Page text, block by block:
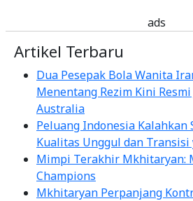
ads
Artikel Terbaru
Dua Pesepak Bola Wanita
Menentang Rezim Kini
Australia
Peluang Indonesia Kalahkan
Kualitas Unggul dan Transisi
Mimpi Terakhir Mkhitaryan:
Champions
Mkhitaryan Perpanjang